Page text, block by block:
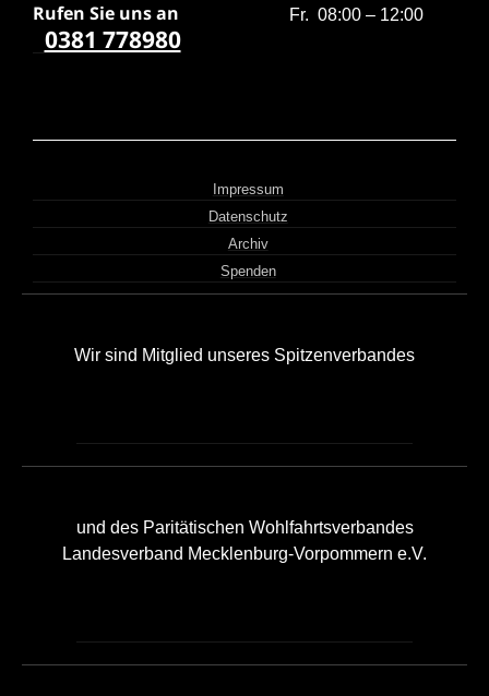
Rufen Sie uns an
0381 778980
Fr. 08:00 – 12:00
Impressum
Datenschutz
Archiv
Spenden
Wir sind Mitglied unseres Spitzenverbandes
und des Paritätischen Wohlfahrtsverbandes
Landesverband Mecklenburg-Vorpommern e.V.